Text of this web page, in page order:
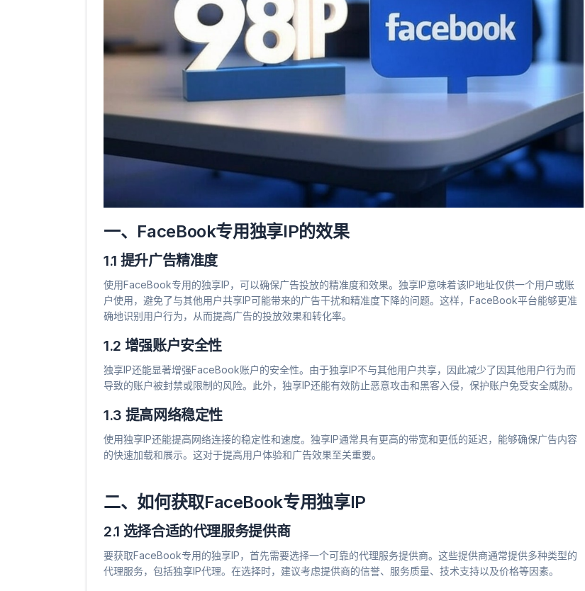
一、FaceBook专用独享IP的效果
1.1 提升广告精准度
使用FaceBook专用的独享IP，可以确保广告投放的精准度和效果。独享IP意味着该IP地址仅供一个用户或账
户使用，避免了与其他用户共享IP可能带来的广告干扰和精准度下降的问题。这样，FaceBook平台能够更准
确地识别用户行为，从而提高广告的投放效果和转化率。
1.2 增强账户安全性
独享IP还能显著增强FaceBook账户的安全性。由于独享IP不与其他用户共享，因此减少了因其他用户行为而
导致的账户被封禁或限制的风险。此外，独享IP还能有效防止恶意攻击和黑客入侵，保护账户免受安全威胁。
1.3 提高网络稳定性
使用独享IP还能提高网络连接的稳定性和速度。独享IP通常具有更高的带宽和更低的延迟，能够确保广告内容
的快速加载和展示。这对于提高用户体验和广告效果至关重要。
二、如何获取FaceBook专用独享IP
2.1 选择合适的代理服务提供商
要获取FaceBook专用的独享IP，首先需要选择一个可靠的代理服务提供商。这些提供商通常提供多种类型的
代理服务，包括独享IP代理。在选择时，建议考虑提供商的信誉、服务质量、技术支持以及价格等因素。